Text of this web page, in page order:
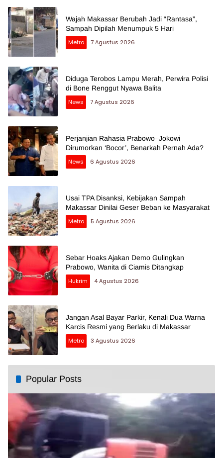
Wajah Makassar Berubah Jadi “Rantasa”,
Sampah Dipilah Menumpuk 5 Hari
Metro
7 Agustus 2026
Diduga Terobos Lampu Merah, Perwira Polisi
di Bone Renggut Nyawa Balita
News
7 Agustus 2026
Perjanjian Rahasia Prabowo–Jokowi
Dirumorkan ‘Bocor’, Benarkah Pernah Ada?
News
6 Agustus 2026
Usai TPA Disanksi, Kebijakan Sampah
Makassar Dinilai Geser Beban ke Masyarakat
Metro
5 Agustus 2026
Sebar Hoaks Ajakan Demo Gulingkan
Prabowo, Wanita di Ciamis Ditangkap
Hukrim
4 Agustus 2026
Jangan Asal Bayar Parkir, Kenali Dua Warna
Karcis Resmi yang Berlaku di Makassar
Metro
3 Agustus 2026
Popular Posts